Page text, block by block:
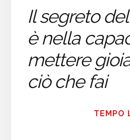
Il segreto
è nella
mettere
ciò che fai
TEMPO